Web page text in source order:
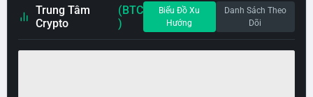
Trung Tâm
Crypto
(BTC
)
Biểu Đồ Xu
Hướng
Danh Sách Theo
Dõi